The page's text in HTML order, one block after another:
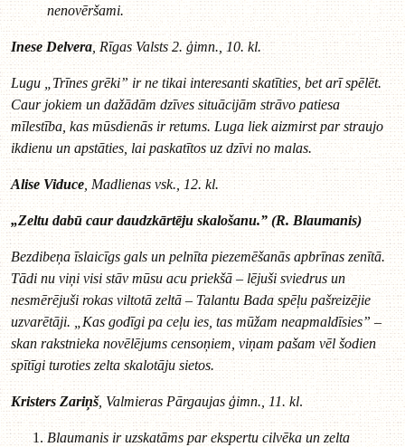
nenovēršami.
Inese Delvera, Rīgas Valsts 2. ģimn., 10. kl.
Lugu „Trīnes grēki” ir ne tikai interesanti skatīties, bet arī spēlēt.
Caur jokiem un dažādām dzīves situācijām strāvo patiesa
mīlestība, kas mūsdienās ir retums. Luga liek aizmirst par straujo
ikdienu un apstāties, lai paskatītos uz dzīvi no malas.
Alise Viduce, Madlienas vsk., 12. kl.
„Zeltu dabū caur daudzkārtēju skalošanu.” (R. Blaumanis)
Bezdibeņa īslaicīgs gals un pelnīta piezemēšanās apbrīnas zenītā.
Tādi nu viņi visi stāv mūsu acu priekšā – lējuši sviedrus un
nesmērējuši rokas viltotā zeltā – Talantu Bada spēļu pašreizējie
uzvarētāji. „Kas godīgi pa ceļu ies, tas mūžam neapmaldīsies” –
skan rakstnieka novēlējums censoņiem, viņam pašam vēl šodien
spītīgi turoties zelta skalotāju sietos.
Kristers Zariņš, Valmieras Pārgaujas ģimn., 11. kl.
Blaumanis ir uzskatāms par ekspertu cilvēka un zelta